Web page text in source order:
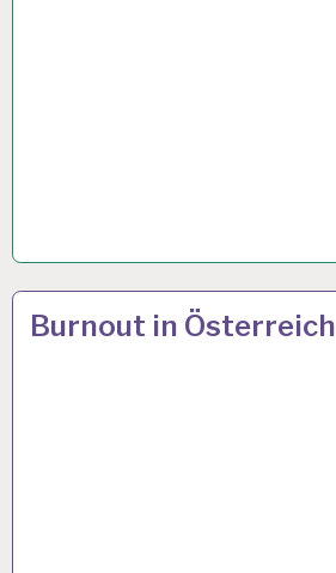
12-
STUNDEN-
Burnout in Österreich
14 APR. 2024